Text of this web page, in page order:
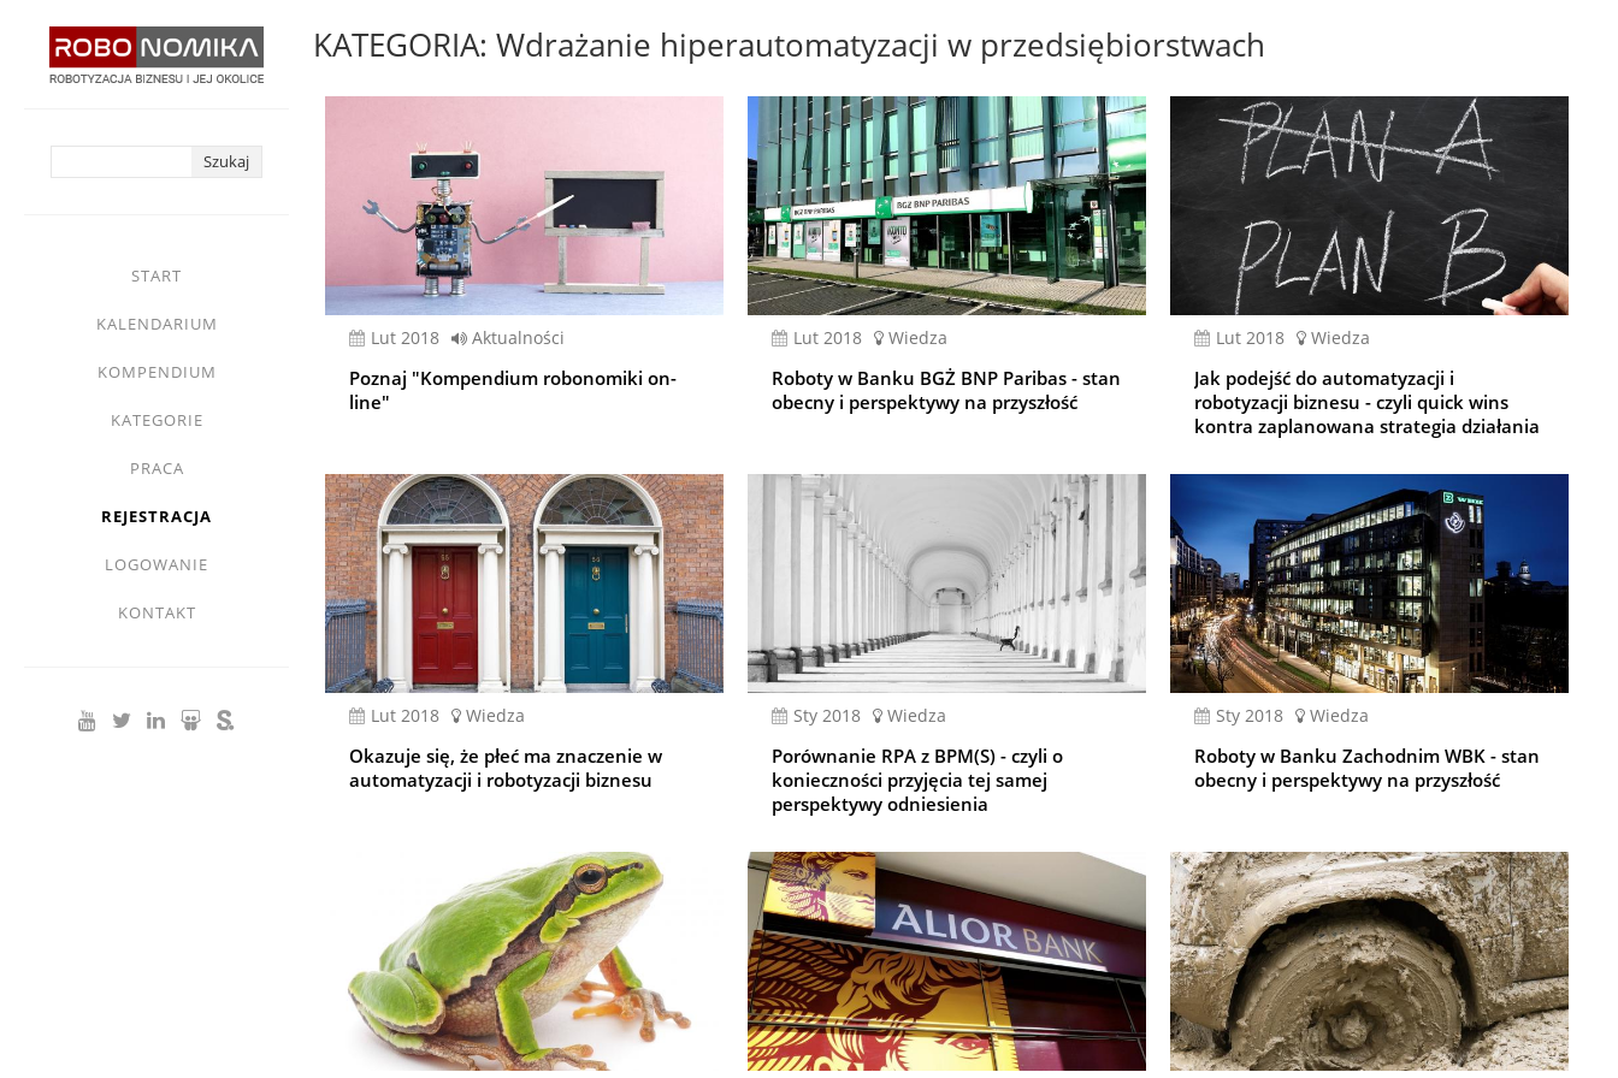
START
KALENDARIUM
KOMPENDIUM
KATEGORIE
PRACA
REJESTRACJA
LOGOWANIE
KONTAKT
KATEGORIA: Wdrażanie hiperautomatyzacji w przedsiębiorstwach
lut 2018 Aktualności
Poznaj "Kompendium robonomiki on-
line"
lut 2018 Wiedza
Roboty w Banku BGŻ BNP Paribas - stan
obecny i perspektywy na przyszłość
lut 2018 Wiedza
Jak podejść do automatyzacji i
robotyzacji biznesu - czyli quick wins
kontra zaplanowana strategia działania
lut 2018 Wiedza
Okazuje się, że płeć ma znaczenie w
automatyzacji i robotyzacji biznesu
sty 2018 Wiedza
Porównanie RPA z BPM(S) - czyli o
konieczności przyjęcia tej samej
perspektywy odniesienia
sty 2018 Wiedza
Roboty w Banku Zachodnim WBK - stan
obecny i perspektywy na przyszłość